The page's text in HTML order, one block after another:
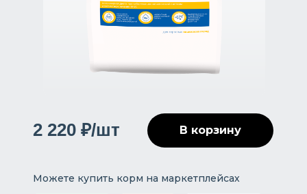
Можете купить корм на маркетплейсах
2 220 ₽/шт В корзину